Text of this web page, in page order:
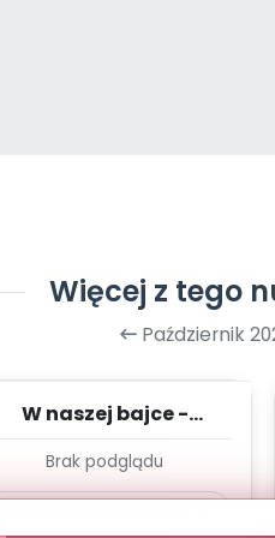
Więcej z tego
Październik
W naszej bajce -
PLAN PRACY WYCH....
Brak podglądu